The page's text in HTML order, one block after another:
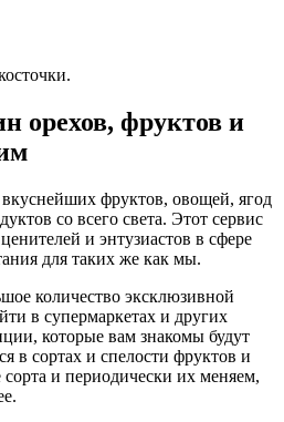
орехов, фруктов и
фруктов, овощей, ягод
со всего света. Этот сервис
и энтузиастов в сфере
для таких же как мы.
количество эксклюзивной
в супермаркетах и других
которые вам знакомы будут
в сортах и спелости фруктов и
и периодически их меняем,